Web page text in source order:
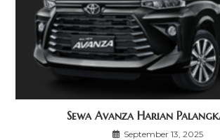
Sewa Avanza Harian
September 13, 2025